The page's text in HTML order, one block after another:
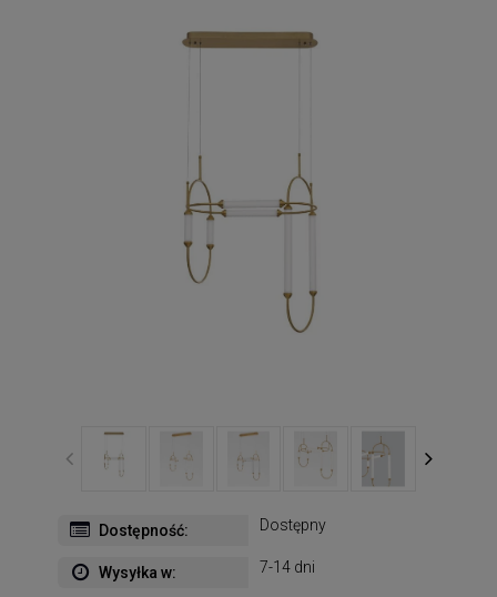
Dostępność: Dostępny
Wysyłka w: 7-14 dni